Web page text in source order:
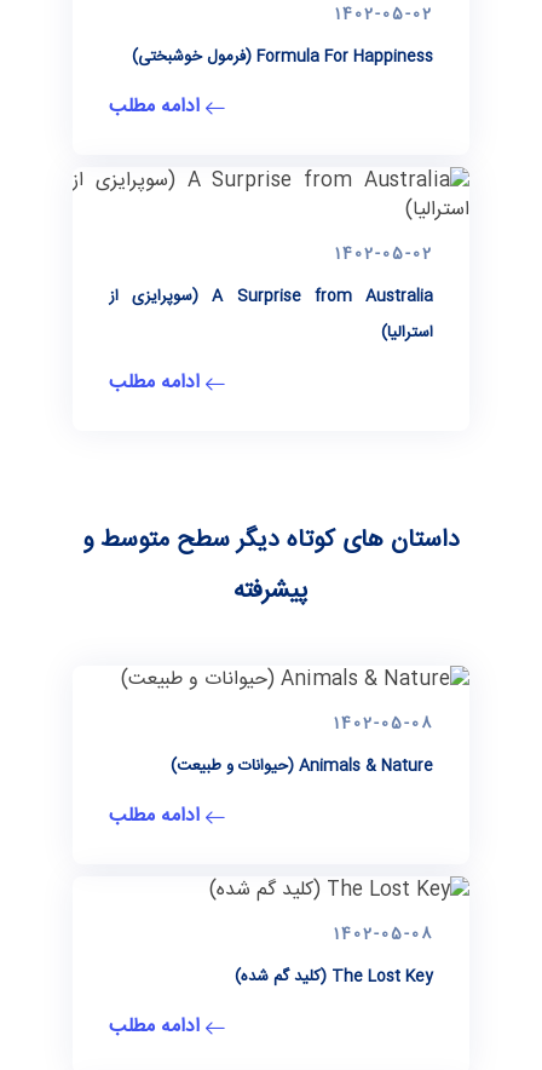
1402-05-02
Formula For Happiness (فرمول خوشبختی)
ادامه مطلب
1402-05-02
A Surprise from Australia (سوپرایزی از
استرالیا)
ادامه مطلب
داستان های کوتاه دیگر سطح متوسط و
پیشرفته
1402-05-08
Animals & Nature (حیوانات و طبیعت)
ادامه مطلب
1402-05-08
The Lost Key (کلید گم شده)
ادامه مطلب